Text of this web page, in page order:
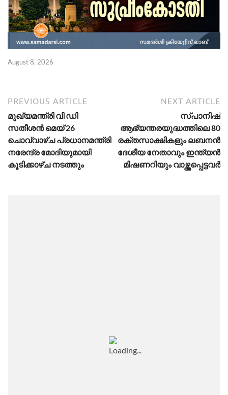
August 8, 2026
PREVIOUS ARTICLE
മുഖ്യമന്ത്രി വി ഡി
സതീശന്‍ മെയ് 26
ചൊവ്വാഴ്ച പ്രധാനമന്ത്രി
നരേന്ദ്ര മോദിയുമായി
കൂടിക്കാഴ്ച നടത്തും
NEXT ARTICLE
സ്പാനിഷ്
ആഭ്യന്തരയുദ്ധത്തിലെ 80
രക്തസാക്ഷികളും ലബനൻ
ദേശീയ നേതാവും ഇന്ത്യൻ
മിഷണറിയും വാഴ്ത്തപ്പെട്ടവർ